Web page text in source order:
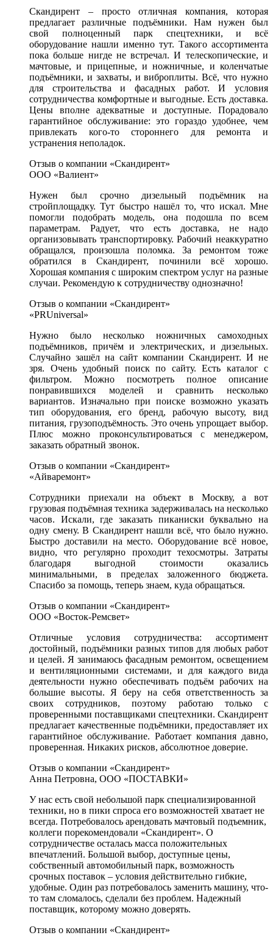
Скандирент – просто отличная компания, которая
предлагает различные подъёмники. Нам нужен был
свой полноценный парк спецтехники, и всё
оборудование нашли именно тут. Такого ассортимента
пока больше нигде не встречал. И телескопические, и
мачтовые, и прицепные, и ножничные, и коленчатые
подъёмники, и захваты, и виброплиты. Всё, что нужно
для строительства и фасадных работ. И условия
сотрудничества комфортные и выгодные. Есть доставка.
Цены вполне адекватные и доступные. Порадовало
гарантийное обслуживание: это гораздо удобнее, чем
привлекать кого-то стороннего для ремонта и
устранения неполадок.
Отзыв о компании «Скандирент»
ООО «Валиент»
Нужен был срочно дизельный подъёмник на
стройплощадку. Тут быстро нашёл то, что искал. Мне
помогли подобрать модель, она подошла по всем
параметрам. Радует, что есть доставка, не надо
организовывать транспортировку. Рабочий неаккуратно
обращался, произошла поломка. За ремонтом тоже
обратился в Скандирент, починили всё хорошо.
Хорошая компания с широким спектром услуг на разные
случаи. Рекомендую к сотрудничеству однозначно!
Отзыв о компании «Скандирент»
«PRUniversal»
Нужно было несколько ножничных самоходных
подъёмников, причём и электрических, и дизельных.
Случайно зашёл на сайт компании Скандирент. И не
зря. Очень удобный поиск по сайту. Есть каталог с
фильтром. Можно посмотреть полное описание
понравившихся моделей и сравнить несколько
вариантов. Изначально при поиске возможно указать
тип оборудования, его бренд, рабочую высоту, вид
питания, грузоподъёмность. Это очень упрощает выбор.
Плюс можно проконсультироваться с менеджером,
заказать обратный звонок.
Отзыв о компании «Скандирент»
«Айваремонт»
Сотрудники приехали на объект в Москву, а вот
грузовая подъёмная техника задерживалась на несколько
часов. Искали, где заказать пиканиски буквально на
одну смену. В Скандирент нашли всё, что было нужно.
Быстро доставили на место. Оборудование всё новое,
видно, что регулярно проходит техосмотры. Затраты
благодаря выгодной стоимости оказались
минимальными, в пределах заложенного бюджета.
Спасибо за помощь, теперь знаем, куда обращаться.
Отзыв о компании «Скандирент»
ООО «Восток-Ремсвет»
Отличные условия сотрудничества: ассортимент
достойный, подъёмники разных типов для любых работ
и целей. Я занимаюсь фасадным ремонтом, освещением
и вентиляционными системами, и для каждого вида
деятельности нужно обеспечивать подъём рабочих на
большие высоты. Я беру на себя ответственность за
своих сотрудников, поэтому работаю только с
проверенными поставщиками спецтехники. Скандирент
предлагает качественные подъёмники, предоставляет их
гарантийное обслуживание. Работает компания давно,
проверенная. Никаких рисков, абсолютное доверие.
Отзыв о компании «Скандирент»
Анна Петровна, ООО «ПОСТАВКИ»
У нас есть свой небольшой парк специализированной
техники, но в пики спроса его возможностей хватает не
всегда. Потребовалось арендовать мачтовый подъемник,
коллеги порекомендовали «Скандирент». О
сотрудничестве осталась масса положительных
впечатлений. Большой выбор, доступные цены,
собственный автомобильный парк, возможность
срочных поставок – условия действительно гибкие,
удобные. Один раз потребовалось заменить машину, что-
то там сломалось, сделали без проблем. Надежный
поставщик, которому можно доверять.
Отзыв о компании «Скандирент»